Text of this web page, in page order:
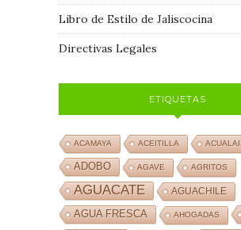
Libro de Estilo de Jaliscocina
Directivas Legales
ETIQUETAS
ACAMAYA ACEITILLA
ADOBO AGAVE AGRITOS
AGUACATE AGUACHILE
AGUA FRESCA AHOGADAS